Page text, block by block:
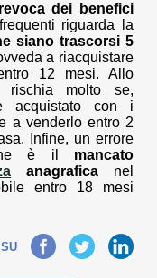
revoca dei benefici
riguarda la
siano trascorsi 5
a riacquistare
12 mesi. Allo
rischia molto se,
acquistato con i
a venderlo entro 2
Infine, un errore
è il mancato
anagrafica nel
entro 18 mesi
Facebook TwitterLinkedIn